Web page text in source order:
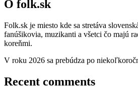
O folk.sk
Folk.sk je miesto kde sa stretáva
fanúšikovia, muzikanti a všetci čo majú
koreňmi.
V roku 2026 sa prebúdza po
Recent comments